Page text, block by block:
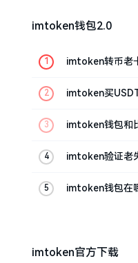
imtoken钱包2.0
imtoken转币老
imtoken买
imtoken钱包和
imtoken验证老
imtoken钱包在
imtoken官方下载